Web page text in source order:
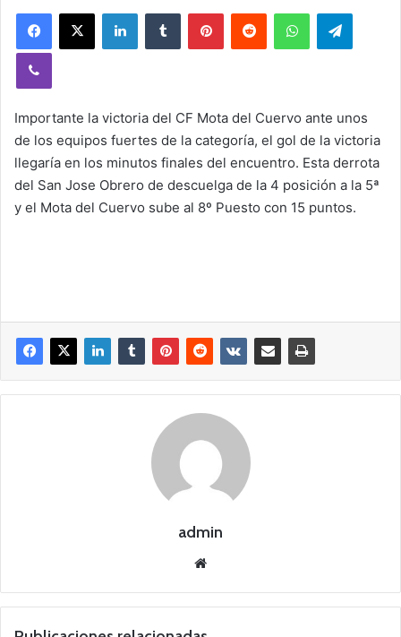
Importante la victoria del CF Mota del Cuervo ante unos
de los equipos fuertes de la categoría, el gol de la victoria
llegaría en los minutos finales del encuentro. Esta derrota
del San Jose Obrero de descuelga de la 4 posición a la 5ª
y el Mota del Cuervo sube al 8º Puesto con 15 puntos.
admin
we